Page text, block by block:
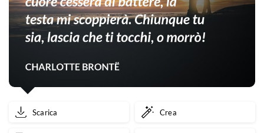
Scarica Crea